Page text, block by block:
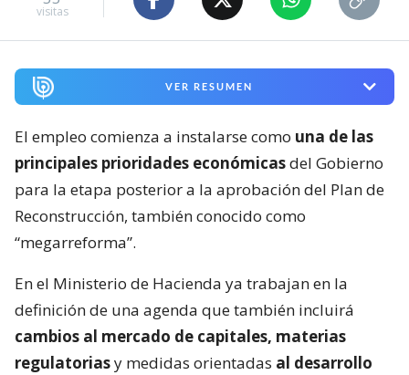
visitas
VER RESUMEN
El empleo comienza a instalarse como una de las
principales prioridades económicasdel Gobierno
para la etapa posterior a la aprobación del Plan de
Reconstrucción, también conocido como
“megarreforma”.
En el Ministerio de Hacienda ya trabajan en la
definición de una agenda que también incluirá
cambios al mercado de capitales, materias
regulatoriasy medidas orientadas al desarrollo